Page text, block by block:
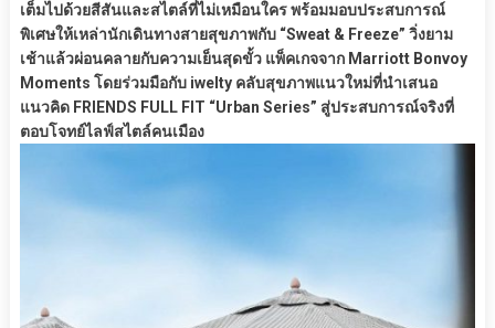
เต็มไปด้วยสีสันและสไตล์ที่ไม่เหมือนใคร พร้อมมอบประสบการณ์
พิเศษให้เหล่านักเดินทางสายสุขภาพกับ “Sweat & Freeze” วิ่งยาม
เช้าแล้วผ่อนคลายกับความเย็นสุดขั้ว แพ็คเกจจาก Marriott Bonvoy
Moments โดยร่วมมือกับ iwelty คลับสุขภาพแนวใหม่ที่นำเสนอ
แนวคิด FRIENDS FULL FIT “Urban Series” สู่ประสบการณ์จริงที่
ตอบโจทย์ไลฟ์สไตล์คนเมือง